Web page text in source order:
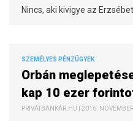
Nincs, aki kivigye az
SZEMÉLYES PÉNZÜGYEK
Orbán
kap 10 ezer
PRIVÁTBANKÁR.HU | 2016.